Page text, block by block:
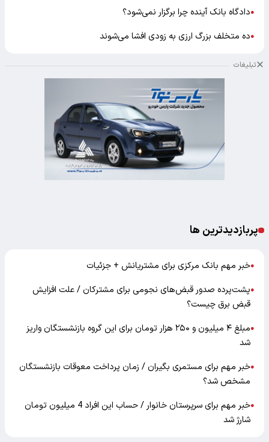
●دادگاه بانک آینده چرا برگزار نمی‌شود؟
●ده متخلف بزرگ ارزی به زودی افشا می‌شوند
تبلیغات
پربازدیدترین ها
●خبر مهم بانک مرکزی برای مشتریانش + جزئیات
●پشت‌پرده صدور قبض‌های نجومی برای مشترکان / علت افزایش
قبض برق چیست؟
●
مبلغ ۴ میلیون و ۲۵۰ هزار تومان برای این گروه بازنشستگان واریز
شد
●خبر مهم برای مستمری بگیران / زمان پرداخت معوقات بازنشستگان
مشخص شد؟
●
خبر مهم برای سرپرستان خانوار / حساب این افراد 4 میلیون تومان
شارژ شد